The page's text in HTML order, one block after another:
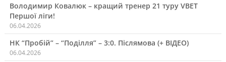
Володимир Ковалюк – кращий тренер 21 туру VBET
Першої ліги!
06.04.2026
НК “Пробій” – “Поділля” – 3:0. Післямова (+ ВІДЕО)
06.04.2026